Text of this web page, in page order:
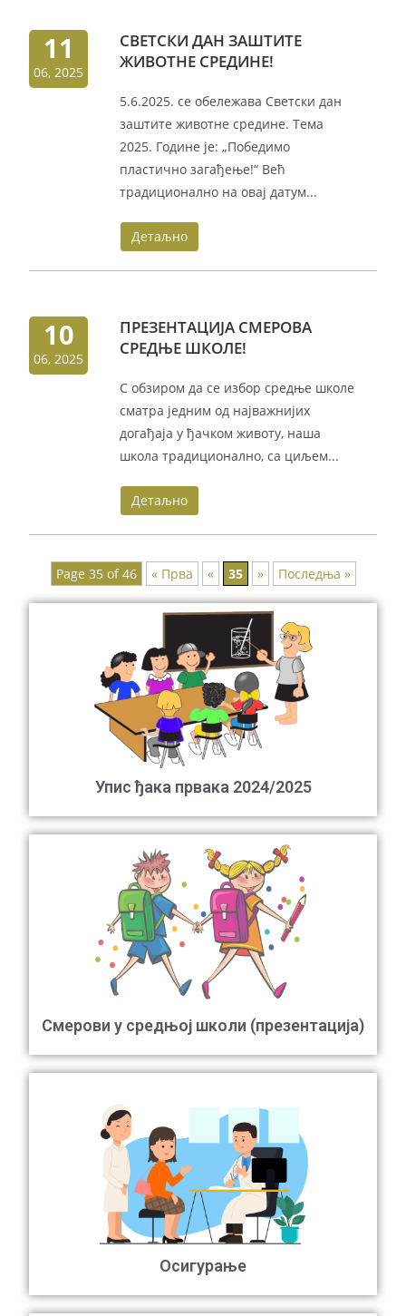
11
06, 2025
СВЕТСКИ ДАН ЗАШТИТЕ
ЖИВОТНЕ СРЕДИНЕ!
5.6.2025. се обележава Светски дан
заштите животне средине. Тема
2025. Године је: „Победимо
пластично загађење!“ Већ
традиционално на овај датум...
Детаљно
10
06, 2025
ПРЕЗЕНТАЦИЈА СМЕРОВА
СРЕДЊЕ ШКОЛЕ!
С обзиром да се избор средње школе
сматра једним од најважнијих
догађаја у ђачком животу, наша
школа традиционално, са циљем...
Детаљно
Page 35 of 46 « Прва « 35 » Последња »
Упис ђака првака 2024/2025
Смерови у средњој школи (презентација)
Осигурање